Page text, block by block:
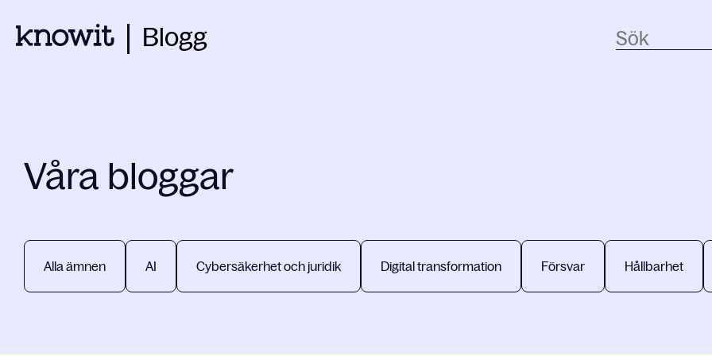
Blogg
Våra bloggar
Alla ämnen AI Cybersäkerhet och juridik Digital transformation Försvar Hållbarhet